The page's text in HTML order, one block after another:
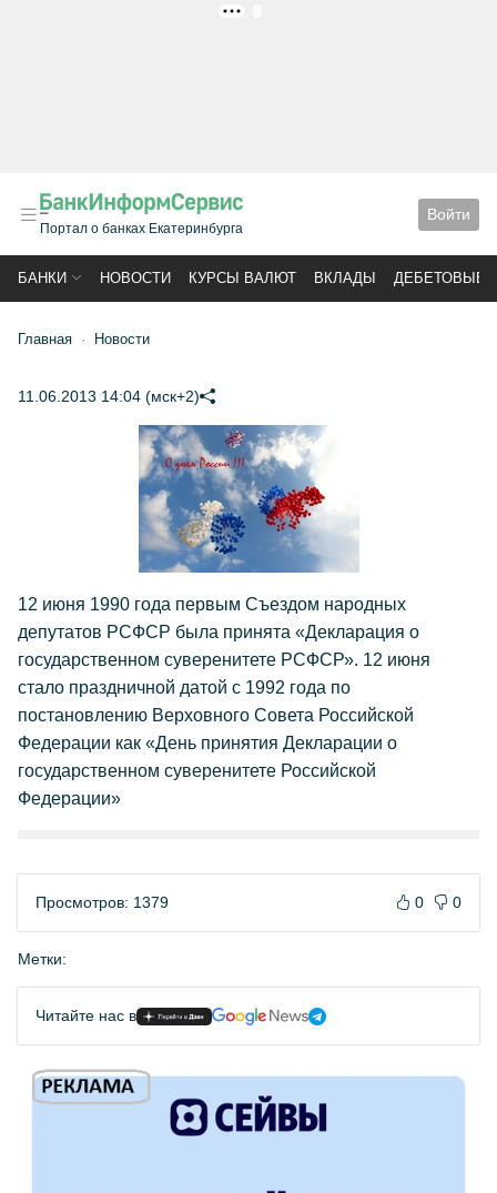
Портал о банках Екатеринбурга
Войти
БАНКИ НОВОСТИ КУРСЫ ВАЛЮТ ВКЛАДЫ ДЕБЕТОВЫЕ
Главная Новости
11.06.2013 14:04 (мск+2)
12 июня 1990 года первым Съездом народных
депутатов РСФСР была принята «Декларация о
государственном суверенитете РСФСР». 12 июня
стало праздничной датой с 1992 года по
постановлению Верховного Совета Российской
Федерации как «День принятия Декларации о
государственном суверенитете Российской
Федерации»
Просмотров: 1379 0 0
Метки:
Читайте нас в